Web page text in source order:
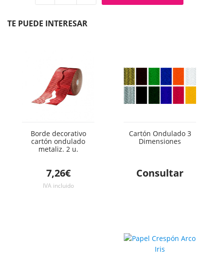
TE PUEDE INTERESAR
Borde decorativo
cartón ondulado
metaliz. 2 u.
7,26€
IVA incluido
Cartón Ondulado 3
Dimensiones
Consultar